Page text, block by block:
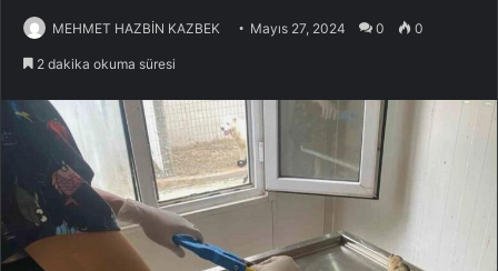
MEHMET HAZBİN KAZBEK Mayıs 27, 2024 0 0
2 dakika okuma süresi